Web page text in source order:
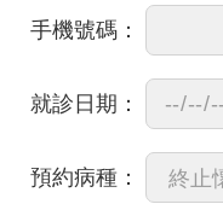
手機號碼：
就診日期：
預約病種：